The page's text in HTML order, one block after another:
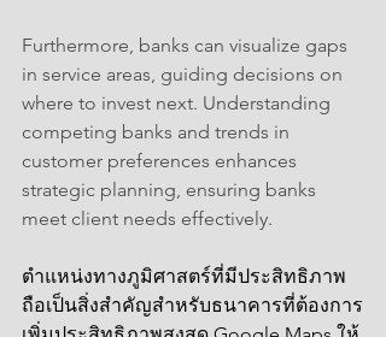
Furthermore, banks can visualize gaps
in service areas, guiding decisions on
where to invest next. Understanding
competing banks and trends in
customer preferences enhances
strategic planning, ensuring banks
meet client needs effectively.
ตำแหน่งทางภูมิศาสตร์ที่มีประสิทธิภาพ
ถือเป็นสิ่งสำคัญสำหรับธนาคารที่ต้องการ